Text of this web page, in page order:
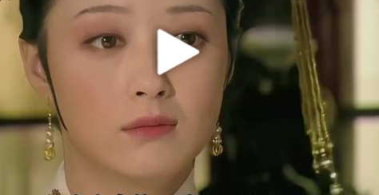
隔20米开高仿奶茶店被判赔35万元
新疆景区自驾服务费改为按车收费
多家A股公司收到美国关税退款
视频丨中国东方电气集团原党组副书记、董事宋致远被查
直击东北超：哈尔滨vs通辽
香港宏福苑火灾或由烟头引起